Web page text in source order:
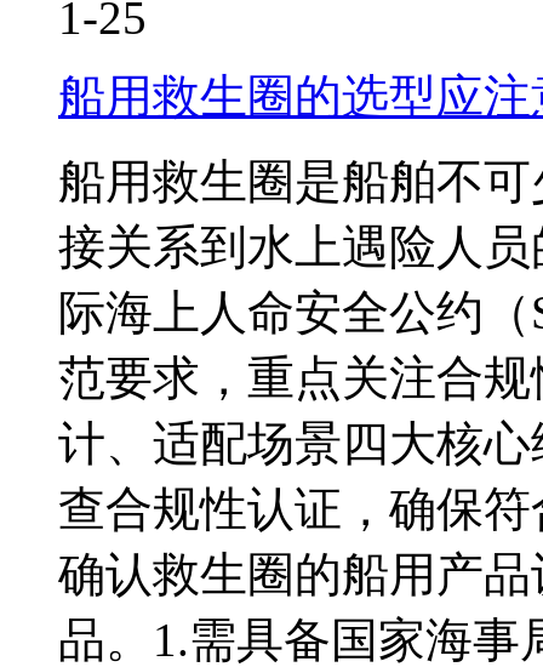
1-25
船用救生圈的选型应
船用救生圈是船舶不
接关系到水上遇险人
际海上人命安全公约
范要求，重点关注合
计、适配场景四大核
查合规性认证，确保
确认救生圈的船用产
品。1.需具备国家海事